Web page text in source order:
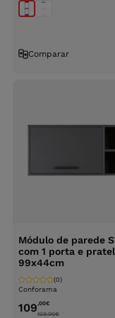
Comparar
Módulo de parede
com 1 porta e
99x44cm
Conforama
(0)
109,00€
129.00€